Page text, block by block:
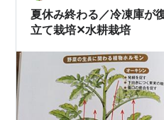
夏休み終わる／冷凍庫が
立て栽培✕水耕栽培